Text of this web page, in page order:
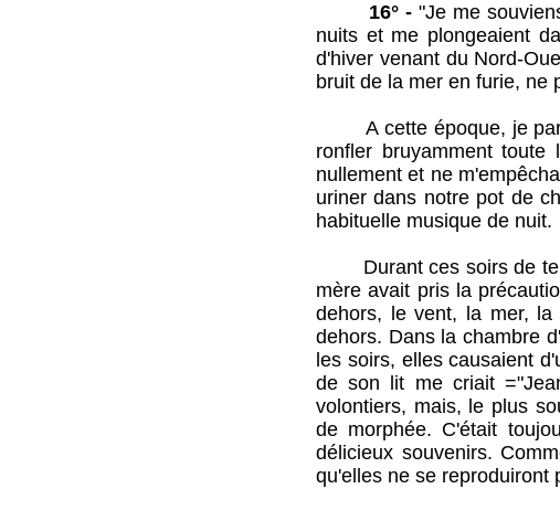
16° -"Je me
nuits et me plongeaient
d'hiver venant du Nord-
bruit de la mer en furie, ne
A cette époque, je
ronfler bruyamment
nullement et ne
uriner dans notre pot de
habituelle musique de nuit.
Durant ces soirs de
mère avait pris la
dehors, le vent, la mer,
dehors. Dans la chambre
les soirs, elles causaient
de son lit me criait
volontiers, mais, le plus
de morphée. C'était
délicieux souvenirs.
qu'elles ne se reproduiront